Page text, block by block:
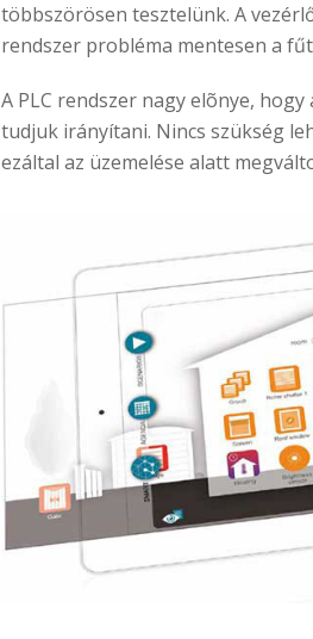
többszörösen tesztelünk. A
rendszer probléma mentesen a
A PLC rendszer nagy elõnye,
tudjuk irányítani. Nincs szükség
ezáltal az üzemelése alatt